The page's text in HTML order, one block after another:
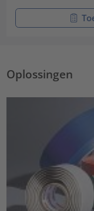
Oplossingen